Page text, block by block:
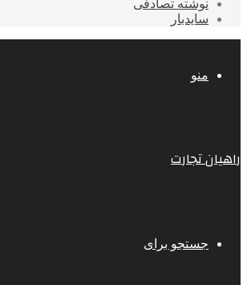
نوشته تصادفی
سایدبار
منو
راهیان تجارت
جستجو برای